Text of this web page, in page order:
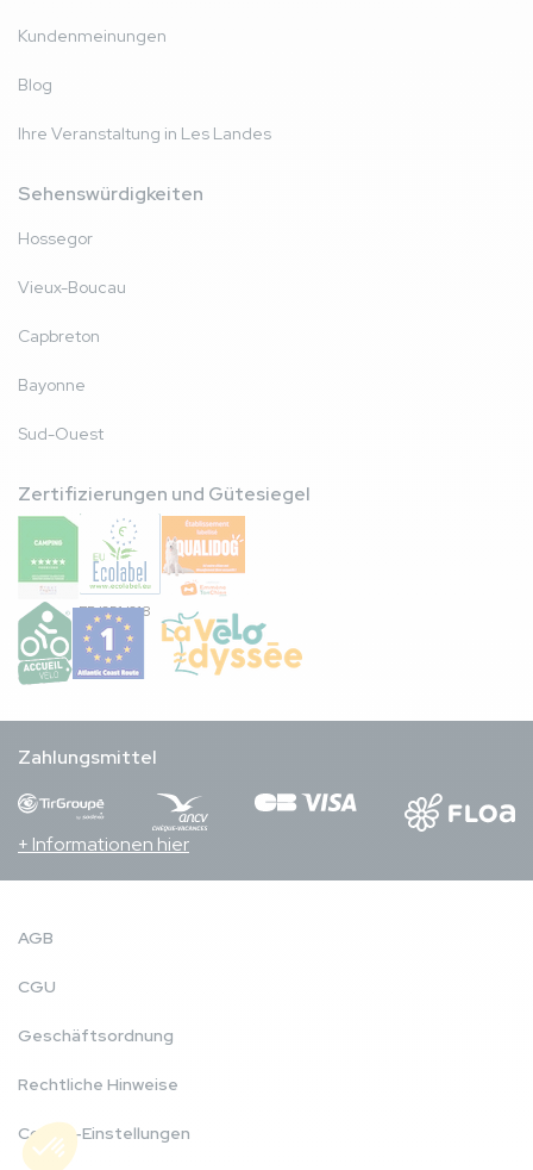
Kundenmeinungen
Blog
Ihre Veranstaltung in Les Landes
Sehenswürdigkeiten
Hossegor
Vieux-Boucau
Capbreton
Bayonne
Sud-Ouest
Zertifizierungen und Gütesiegel
FR/051/018
Zahlungsmittel
+ Informationen hier
AGB
CGU
Geschäftsordnung
Rechtliche Hinweise
Cookie-Einstellungen